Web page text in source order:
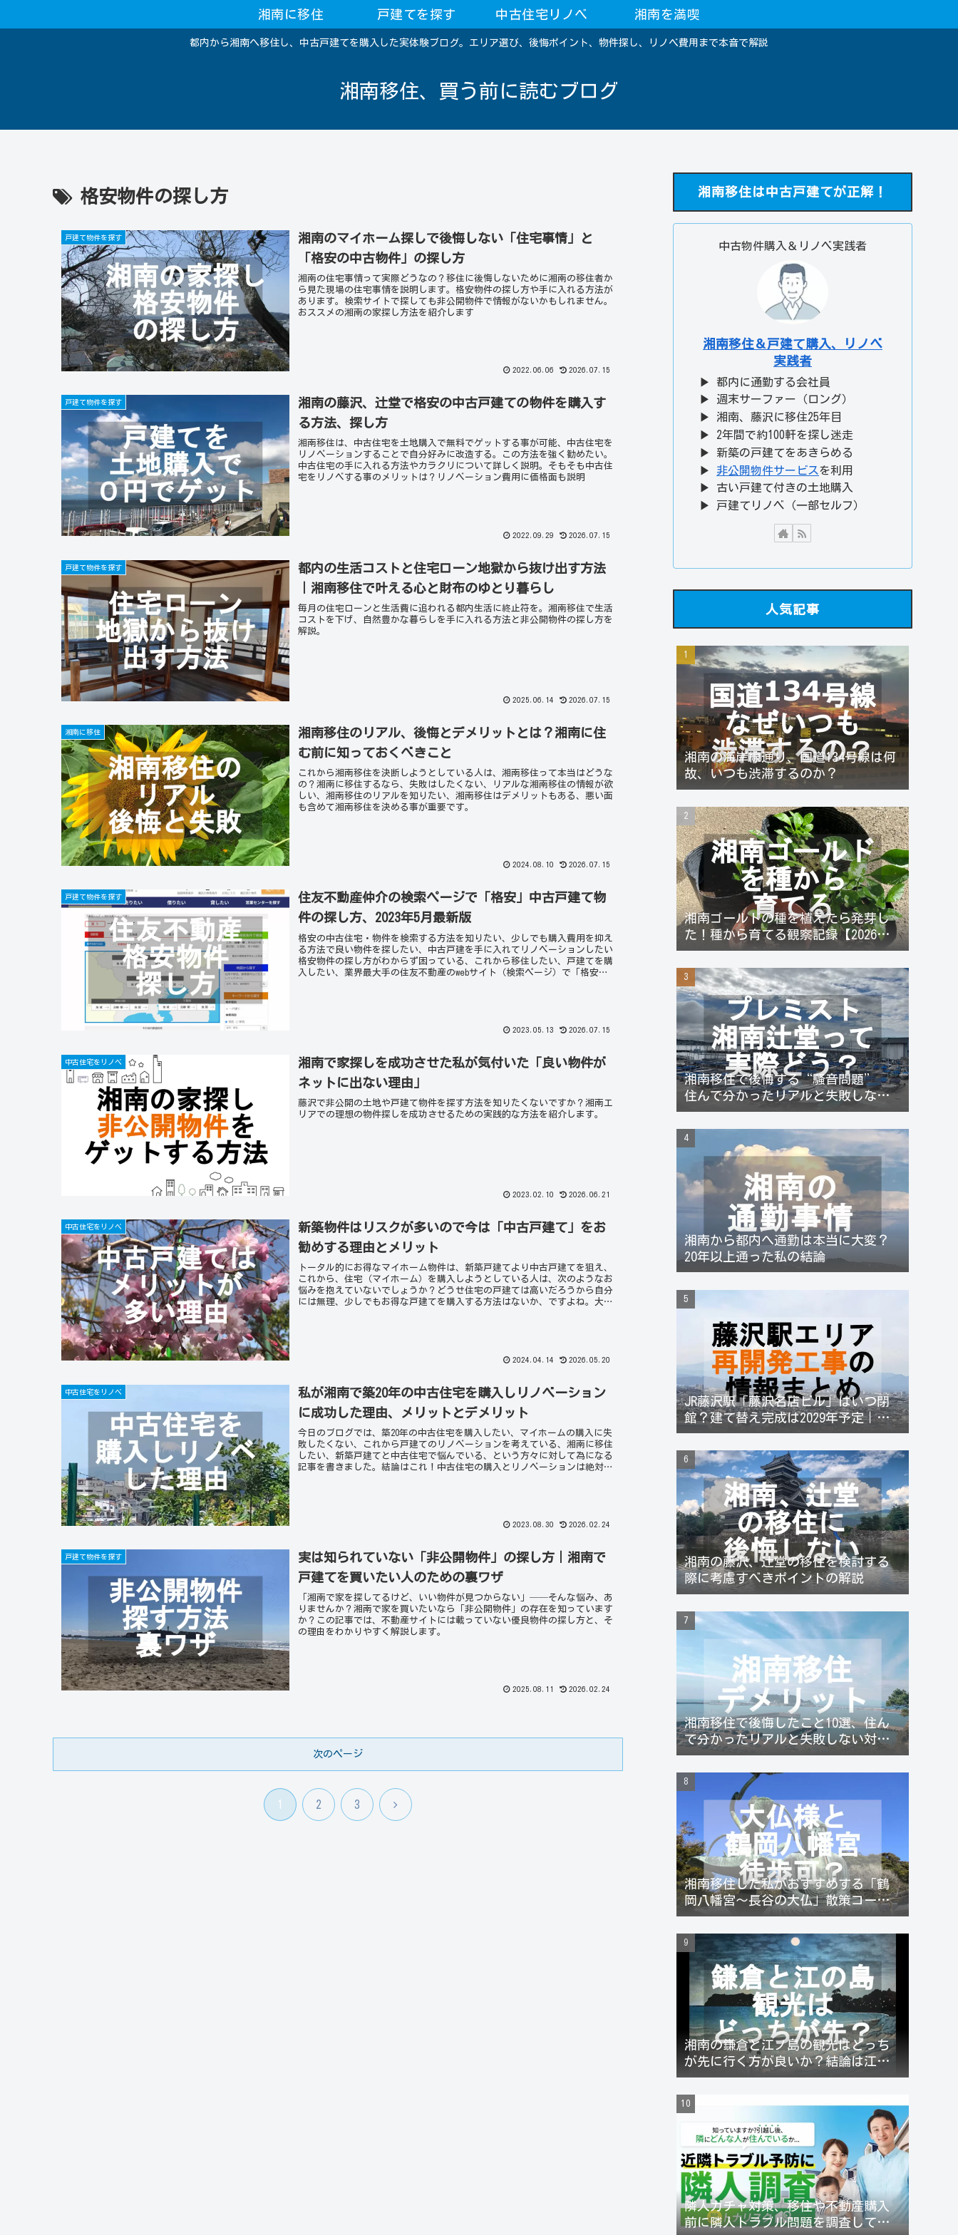
都内から湘南へ移住し、中古戸建てを購入した実体験ブログ。エリア選び、後悔ポイント、物件探し、リノベ費用まで本音で解説
湘南移住、買う前に読むブログ
湘南に移住 戸建てを探す 中古住宅リノベ 湘南を満喫
格安物件の探し方
戸建て物件を探す
湘南のマイホーム探しで後悔しない「住宅事情」と
「格安の中古物件」の探し方
湘南の住宅事情って実際どうなの？移住に後悔しないために湘南の移住者か
ら見た現場の住宅事情を説明します。格安物件の探し方や手に入れる方法が
あります。検索サイトで探しても非公開物件で情報がないかもしれません。
おススメの湘南の家探し方法を紹介します
2022.06.06 2026.07.15
戸建て物件を探す
湘南の藤沢、辻堂で格安の中古戸建ての物件を購入す
る方法、探し方
湘南移住は、中古住宅を土地購入で無料でゲットする事が可能、中古住宅を
リノベーションすることで自分好みに改造する。この方法を強く勧めたい。
中古住宅の手に入れる方法やカラクリについて詳しく説明。そもそも中古住
宅をリノベする事のメリットは？リノベーション費用に価格面も説明
2022.09.29 2026.07.15
戸建て物件を探す
都内の生活コストと住宅ローン地獄から抜け出す方法
｜湘南移住で叶える心と財布のゆとり暮らし
毎月の住宅ローンと生活費に追われる都内生活に終止符を。湘南移住で生活
コストを下げ、自然豊かな暮らしを手に入れる方法と非公開物件の探し方を
解説。
2025.06.14 2026.07.15
湘南に移住
湘南移住のリアル、後悔とデメリットとは？湘南に住
む前に知っておくべきこと
これから湘南移住を決断しようとしている人は、湘南移住って本当はどうな
の？湘南に移住するなら、失敗はしたくない、リアルな湘南移住の情報が欲
しい、湘南移住のリアルを知りたい、湘南移住はデメリットもある、悪い面
も含めて湘南移住を決める事が重要です。
2024.08.10 2026.07.15
戸建て物件を探す
住友不動産仲介の検索ページで「格安」中古戸建て物
件の探し方、2023年5月最新版
格安の中古住宅・物件を検索する方法を知りたい、少しでも購入費用を抑え
る方法で良い物件を探したい、中古戸建を手に入れてリノベーションしたい
格安物件の探し方がわからず困っている、これから移住したい、戸建てを購
入したい、業界最大手の住友不動産のwebサイト（検索ページ）で「格安」
2023.05.13 2026.07.15
中古住宅をリノベ
湘南で家探しを成功させた私が気付いた「良い物件が
ネットに出ない理由」
藤沢で非公開の土地や戸建て物件を探す方法を知りたくないですか？湘南エ
リアでの理想の物件探しを成功させるための実践的な方法を紹介します。
2023.02.10 2026.06.21
中古住宅をリノベ
新築物件はリスクが多いので今は「中古戸建て」をお
勧めする理由とメリット
トータル的にお得なマイホーム物件は、新築戸建てより中古戸建てを狙え、
これから、住宅（マイホーム）を購入しようとしている人は、次のようなお
悩みを抱えていないでしょうか？どうせ住宅の戸建ては高いだろうから自分
には無理、少しでもお得な戸建てを購入する方法はないか、ですよね。大丈
2024.04.14 2026.05.20
中古住宅をリノベ
私が湘南で築20年の中古住宅を購入しリノベーション
に成功した理由、メリットとデメリット
今日のブログでは、築20年の中古住宅を購入したい、マイホームの購入に失
敗したくない、これから戸建てのリノベーションを考えている、湘南に移住
したい、新築戸建てと中古住宅で悩んでいる、という方々に対して為になる
記事を書きました。結論はこれ！中古住宅の購入とリノベーションは絶対に
2023.08.30 2026.02.24
戸建て物件を探す
実は知られていない「非公開物件」の探し方｜湘南で
戸建てを買いたい人のための裏ワザ
「湘南で家を探してるけど、いい物件が見つからない」──そんな悩み、あ
りませんか？湘南で家を買いたいなら「非公開物件」の存在を知っています
か？この記事では、不動産サイトには載っていない優良物件の探し方と、そ
の理由をわかりやすく解説します。
2025.08.11 2026.02.24
次のページ
1 2 3 次
湘南移住は中古戸建てが正解！
中古物件購入＆リノベ実践者
湘南移住＆戸建て購入、リノベ
実践者
▶ 都内に通勤する会社員
▶ 週末サーファー（ロング）
▶ 湘南、藤沢に移住25年目
▶ 2年間で約100軒を探し迷走
▶ 新築の戸建てをあきらめる
▶ 非公開物件サービスを利用
▶ 古い戸建て付きの土地購入
▶ 戸建てリノベ（一部セルフ）
人気記事
湘南の海岸線通り、国道134号線は何
故、いつも渋滞するのか？
湘南ゴールドの種を植えたら発芽し
た！種から育てる観察記録【2026年
更新】
湘南移住で後悔する“騒音問題”
住んで分かったリアルと失敗しない
対策
湘南から都内へ通勤は本当に大変？
20年以上通った私の結論
JR藤沢駅「藤沢名店ビル」はいつ閉
館？建て替え完成は2029年予定｜藤
沢駅再開発と不動産価格への影響
湘南の藤沢、辻堂の移住を検討する
際に考慮すべきポイントの解説
湘南移住で後悔したこと10選、住ん
で分かったリアルと失敗しない対策
まとめ
湘南移住した私がおすすめする「鶴
岡八幡宮〜長谷の大仏」散策コース
【徒歩約1時間】
湘南の鎌倉と江ノ島の観光はどっち
が先に行く方が良いか？結論は江ノ
電を反時計回りがお勧め！
隣人ガチャ対策、移住や不動産購入
前に隣人トラブル問題を調査してリ